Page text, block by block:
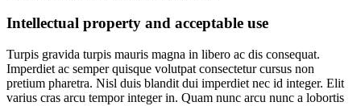
Intellectual property and acceptable use
Turpis gravida turpis mauris magna in libero ac dis consequat.
Imperdiet ac semper quisque volutpat consectetur cursus non
pretium pharetra. Nisl duis blandit dui imperdiet nec id integer. Elit
varius cras arcu tempor integer in. Quam nunc arcu nunc a lobortis